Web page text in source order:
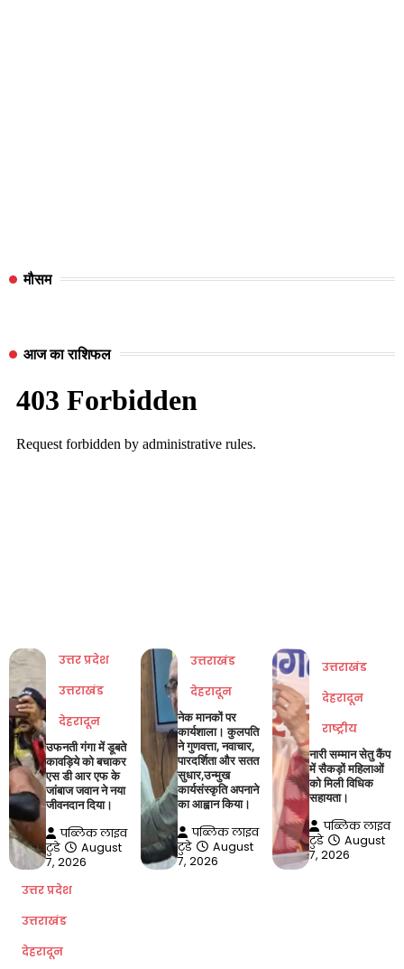
मौसम
आज का राशिफल
उत्तर प्रदेश
उत्तराखंड
देहरादून
उफनती गंगा में डूबते
कावड़िये को बचाकर
एस डी आर एफ के
जांबाज जवान ने नया
जीवनदान दिया।
पब्लिक लाइव
टुडे
August
7, 2026
उत्तराखंड
देहरादून
नेक मानकों पर
कार्यशाला। कुलपति
ने गुणवत्ता, नवाचार,
पारदर्शिता और सतत
सुधार,उन्मुख
कार्यसंस्कृति अपनाने
का आह्वान किया।
पब्लिक लाइव
टुडे
August
7, 2026
उत्तराखंड
देहरादून
राष्ट्रीय
नारी सम्मान सेतु कैंप
में सैकड़ों महिलाओं
को मिली विधिक
सहायता।
पब्लिक लाइव
टुडे
August
7, 2026
उत्तर प्रदेश
उत्तराखंड
देहरादून